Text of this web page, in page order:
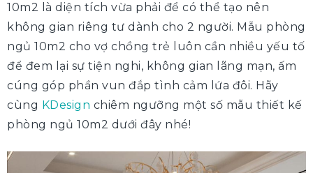
10m2 là diện tích vừa phải để có thể tạo nên
không gian riêng tư dành cho 2 người. Mẫu phòng
ngủ 10m2 cho vợ chồng trẻ luôn cần nhiều yếu tố
để đem lại sự tiện nghi, không gian lãng mạn, ấm
cúng góp phần vun đắp tình cảm lứa đôi. Hãy
cùng KDesign chiêm ngưỡng một số mẫu thiết kế
phòng ngủ 10m2 dưới đây nhé!